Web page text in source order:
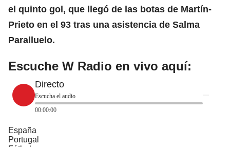
el quinto gol, que llegó de las botas de Martín-
Prieto en el 93 tras una asistencia de Salma
Paralluelo.
Escuche W Radio en vivo aquí:
Directo
Escucha el audio
00:00:00
España
Portugal